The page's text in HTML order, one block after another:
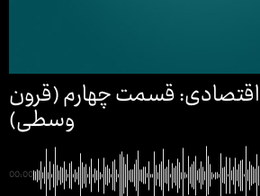
اقتصادی: قسمت چهارم (قرون
وسطی)
00:00